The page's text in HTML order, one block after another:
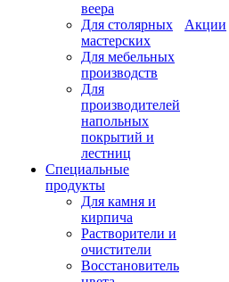
веера
Для столярных
мастерских
Для мебельных
производств
Для
производителей
напольных
покрытий и
лестниц
Специальные
продукты
Для камня и
кирпича
Растворители и
очистители
Восстановитель
Акции